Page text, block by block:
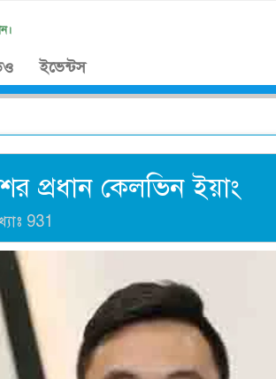
ইভেন্টস
প্রধান কেলভিন ইয়াং
931